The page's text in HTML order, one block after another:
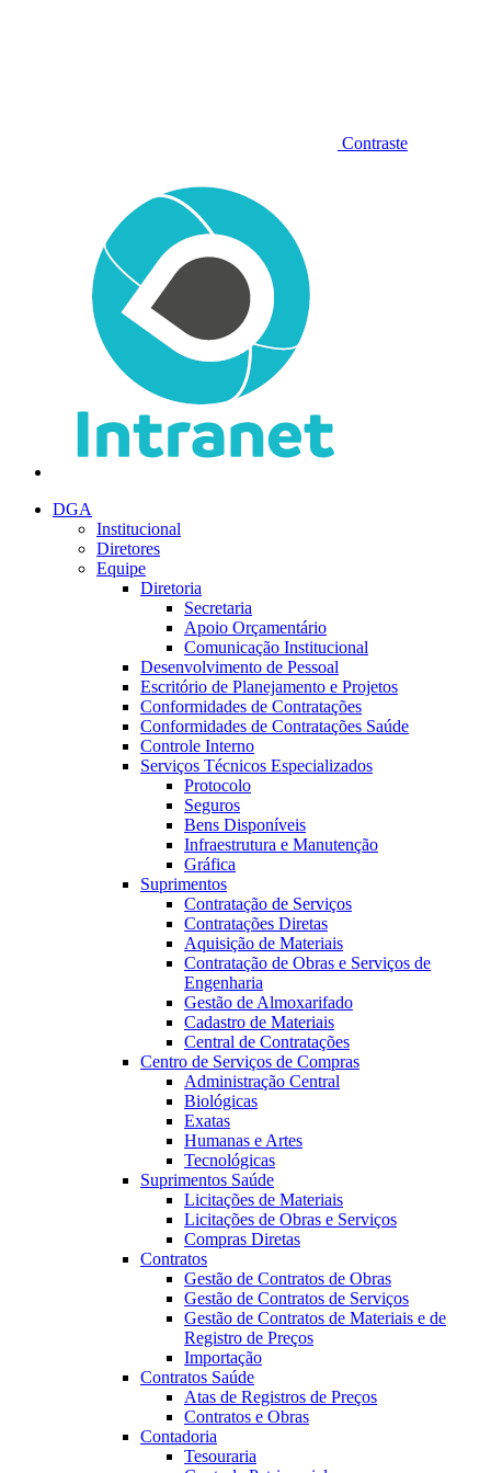
Contraste
DGA
Institucional
Diretores
Equipe
Diretoria
Secretaria
Apoio Orçamentário
Comunicação Institucional
Desenvolvimento de Pessoal
Escritório de Planejamento e Projetos
Conformidades de Contratações
Conformidades de Contratações Saúde
Controle Interno
Serviços Técnicos Especializados
Protocolo
Seguros
Bens Disponíveis
Infraestrutura e Manutenção
Gráfica
Suprimentos
Contratação de Serviços
Contratações Diretas
Aquisição de Materiais
Contratação de Obras e Serviços de
Engenharia
Gestão de Almoxarifado
Cadastro de Materiais
Central de Contratações
Centro de Serviços de Compras
Administração Central
Biológicas
Exatas
Humanas e Artes
Tecnológicas
Suprimentos Saúde
Licitações de Materiais
Licitações de Obras e Serviços
Compras Diretas
Contratos
Gestão de Contratos de Obras
Gestão de Contratos de Serviços
Gestão de Contratos de Materiais e de
Registro de Preços
Importação
Contratos Saúde
Atas de Registros de Preços
Contratos e Obras
Contadoria
Tesouraria